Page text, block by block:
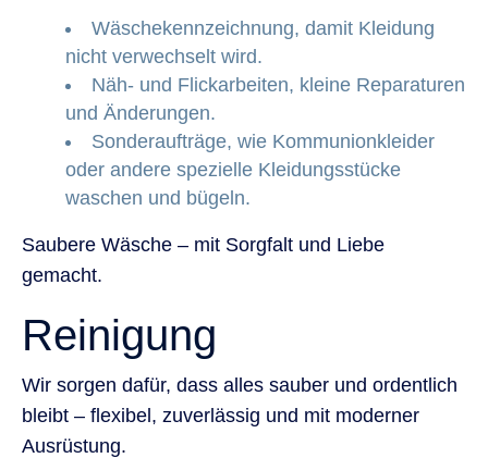
Wäschekennzeichnung, damit Kleidung
nicht verwechselt wird.
Näh- und Flickarbeiten, kleine Reparaturen
und Änderungen.
Sonderaufträge, wie Kommunionkleider
oder andere spezielle Kleidungsstücke
waschen und bügeln.
Saubere Wäsche – mit Sorgfalt und Liebe
gemacht.
Reinigung
Wir sorgen dafür, dass alles sauber und ordentlich
bleibt – flexibel, zuverlässig und mit moderner
Ausrüstung.